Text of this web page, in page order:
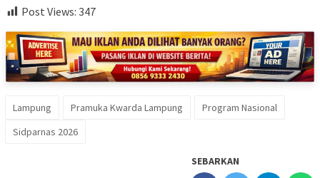
Post Views: 347
Lampung Pramuka Kwarda Lampung
Program Nasional
Sidparnas 2026
SEBARKAN